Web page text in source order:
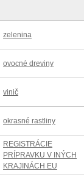
zelenina
ovocné dreviny
vinič
okrasné rastliny
REGISTRÁCIE
PRÍPRAVKU V INÝCH
KRAJINÁCH EU